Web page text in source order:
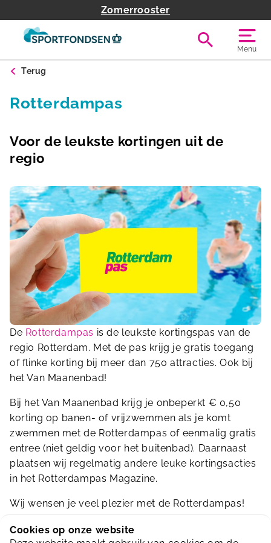
Zomerrooster
Menu
Terug
Rotterdampas
Voor de leukste kortingen uit de
regio
De Rotterdampas is de leukste kortingspas van de
regio Rotterdam. Met de pas krijg je gratis toegang
of flinke korting bij meer dan 750 attracties. Ook bij
het Van Maanenbad!
Bij het Van Maanenbad krijg je onbeperkt € 0,50
korting op banen- of vrijzwemmen als je komt
zwemmen met de Rotterdampas of eenmalig gratis
entree (niet geldig voor het buitenbad). Daarnaast
plaatsen wij regelmatig andere leuke kortingsacties
in het Rotterdampas Magazine.
Wij wensen je veel plezier met de Rotterdampas!
Vakantiepaspoort 2026 🎉
Cookies op onze website